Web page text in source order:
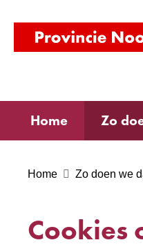
Home Zo
Home Zo doen we
Cookies